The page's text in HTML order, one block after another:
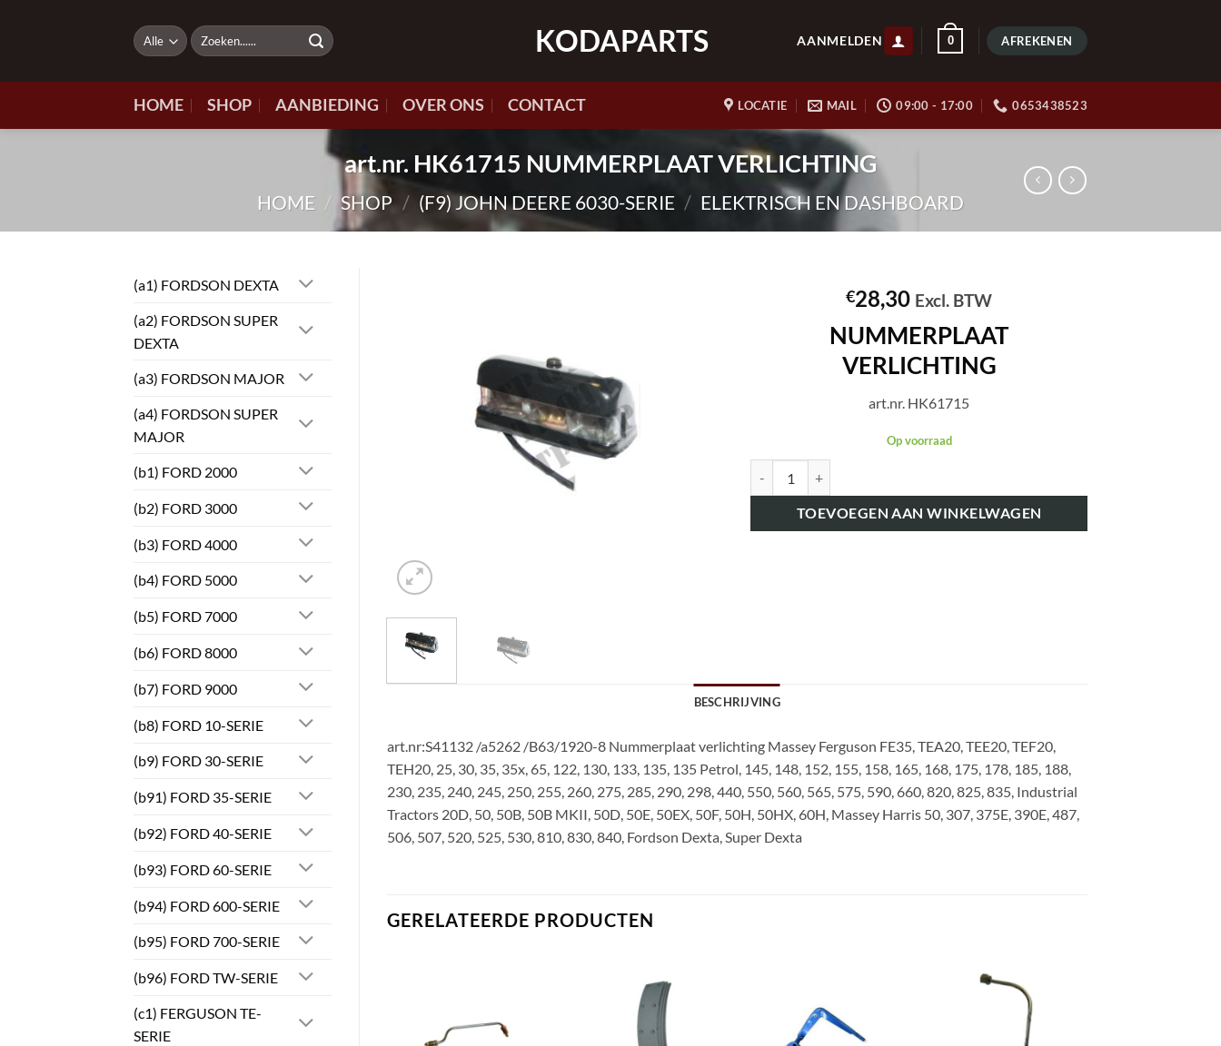
KODAPARTS
Zoeken
naar:
AANMELDEN 0 AFREKENEN
HOME SHOP AANBIEDING OVER ONS CONTACT LOCATIE MAIL 09:00 - 17:00 0653438523
art.nr. HK61715 NUMMERPLAAT VERLICHTING
HOME / SHOP / (F9) JOHN DEERE 6030-SERIE / ELEKTRISCH EN DASHBOARD
(a1) FORDSON DEXTA
(a2) FORDSON SUPER
DEXTA
(a3) FORDSON MAJOR
(a4) FORDSON SUPER
MAJOR
(b1) FORD 2000
(b2) FORD 3000
(b3) FORD 4000
(b4) FORD 5000
(b5) FORD 7000
(b6) FORD 8000
(b7) FORD 9000
(b8) FORD 10-SERIE
(b9) FORD 30-SERIE
(b91) FORD 35-SERIE
(b92) FORD 40-SERIE
(b93) FORD 60-SERIE
(b94) FORD 600-SERIE
(b95) FORD 700-SERIE
(b96) FORD TW-SERIE
(c1) FERGUSON TE-
SERIE
€28,30 Excl. BTW
NUMMERPLAAT
VERLICHTING
art.nr. HK61715
Op voorraad
TOEVOEGEN AAN WINKELWAGEN
BESCHRIJVING
art.nr:S41132 /a5262 /B63/1920-8 Nummerplaat verlichting Massey Ferguson FE35, TEA20, TEE20, TEF20,
TEH20, 25, 30, 35, 35x, 65, 122, 130, 133, 135, 135 Petrol, 145, 148, 152, 155, 158, 165, 168, 175, 178, 185, 188,
230, 235, 240, 245, 250, 255, 260, 275, 285, 290, 298, 440, 550, 560, 565, 575, 590, 660, 820, 825, 835, Industrial
Tractors 20D, 50, 50B, 50B MKII, 50D, 50E, 50EX, 50F, 50H, 50HX, 60H, Massey Harris 50, 307, 375E, 390E, 487,
506, 507, 520, 525, 530, 810, 830, 840, Fordson Dexta, Super Dexta
GERELATEERDE PRODUCTEN